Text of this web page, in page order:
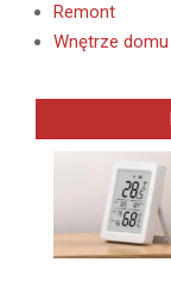
Remont
Wnętrze domu